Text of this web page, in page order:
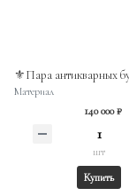
Материал
140 000 ₽
шт
Купить